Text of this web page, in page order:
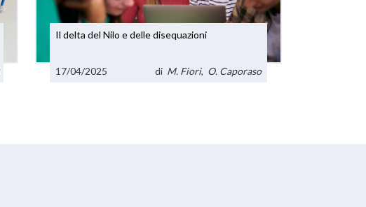
Il delta del Nilo e delle disequazioni
17/04/2025 di M. Fiori, O. Caporaso